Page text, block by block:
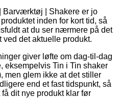
Barværktøj | Shakere er jo
inden for kort tid, så
at du ser nærmere på det
det aktuelle produkt.
giver løfte om dag-til-dag
eksempelvis Tin i Tin shaker
men glem ikke at det stiller
end et fast tidspunkt, så
dit nye produkt klar før